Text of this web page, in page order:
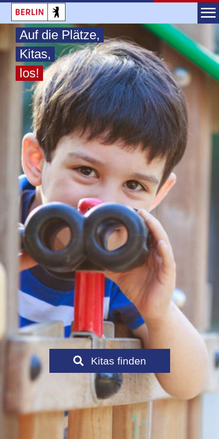
Auf die Plätze,
Kitas,
los!
Kitas finden